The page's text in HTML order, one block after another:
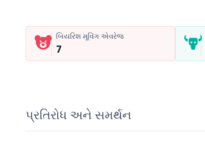
બિયરિશ મૂવિંગ એવરેજ
7
પ્રતિરોધ અને સમર્થન